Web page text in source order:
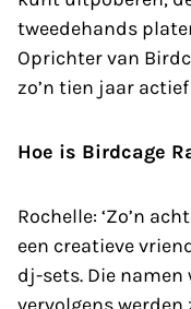
tweedehands
Oprichter van
zo’n tien jaar
Hoe is Birdcage
Rochelle: ‘Zo’n
een creatieve
dj-sets. Die namen